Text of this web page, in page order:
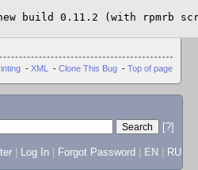
new build 0.11.2 (with rpmrb
- XML - Clone This Bug - Top of page
[?]
Log In Forgot Password EN RU